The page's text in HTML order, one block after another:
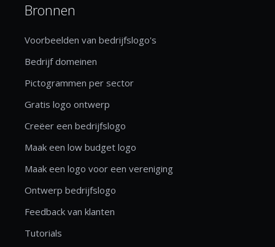
Bronnen
Voorbeelden van bedrijfslogo's
Bedrijf domeinen
Pictogrammen per sector
Gratis logo ontwerp
Creëer een bedrijfslogo
Maak een low budget logo
Maak een logo voor een vereniging
Ontwerp bedrijfslogo
Feedback van klanten
Tutorials